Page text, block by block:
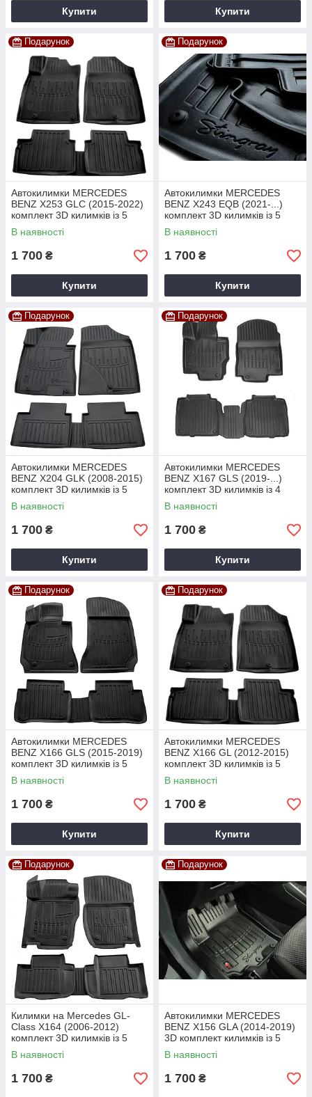
Купити Купити
Подарунок
Автокилимки MERCEDES
BENZ X253 GLC (2015-2022)
комплект 3D килимків із 5
штук
В наявності
1 700 ₴
Купити
Подарунок
Автокилимки MERCEDES
BENZ X243 EQB (2021-...)
комплект 3D килимків із 5
штук
В наявності
1 700 ₴
Купити
Подарунок
Автокилимки MERCEDES
BENZ X204 GLK (2008-2015)
комплект 3D килимків із 5
штук
В наявності
1 700 ₴
Купити
Подарунок
Автокилимки MERCEDES
BENZ X167 GLS (2019-...)
комплект 3D килимків із 4
штук
В наявності
1 700 ₴
Купити
Подарунок
Автокилимки MERCEDES
BENZ X166 GLS (2015-2019)
комплект 3D килимків із 5
штук
В наявності
1 700 ₴
Купити
Подарунок
Автокилимки MERCEDES
BENZ X166 GL (2012-2015)
комплект 3D килимків із 5
штук
В наявності
1 700 ₴
Купити
Подарунок
Килимки на Mercedes GL-
Class X164 (2006-2012)
комплект 3D килимків із 5
штук
В наявності
1 700 ₴
Подарунок
Автокилимки MERCEDES
BENZ X156 GLA (2014-2019)
3D комплект килимків із 5
штук
В наявності
1 700 ₴